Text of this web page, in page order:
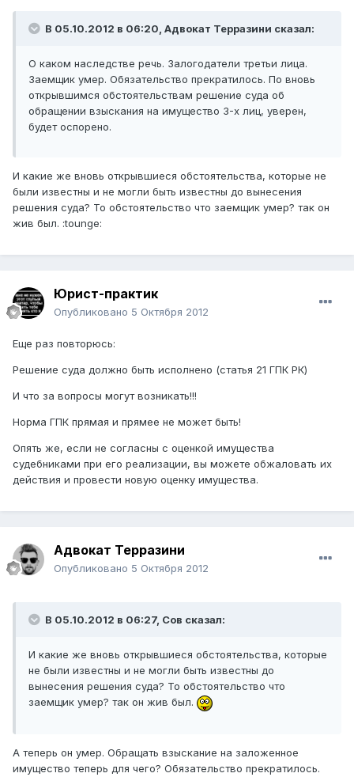
В 05.10.2012 в 06:20, Адвокат Терразини сказал:
О каком наследстве речь. Залогодатели третьи лица.
Заемщик умер. Обязательство прекратилось. По вновь
открывшимся обстоятельствам решение суда об
обращении взыскания на имущество 3-х лиц, уверен,
будет оспорено.
И какие же вновь открывшиеся обстоятельства, которые не
были известны и не могли быть известны до вынесения
решения суда? То обстоятельство что заемщик умер? так он
жив был. :tounge:
Юрист-практик
Опубликовано 5 Октября 2012
Еще раз повторюсь:
Решение суда должно быть исполнено (статья 21 ГПК РК)
И что за вопросы могут возникать!!!
Норма ГПК прямая и прямее не может быть!
Опять же, если не согласны с оценкой имущества
судебниками при его реализации, вы можете обжаловать их
действия и провести новую оценку имущества.
Адвокат Терразини
Опубликовано 5 Октября 2012
В 05.10.2012 в 06:27, Сов сказал:
И какие же вновь открывшиеся обстоятельства, которые
не были известны и не могли быть известны до
вынесения решения суда? То обстоятельство что
заемщик умер? так он жив был.
А теперь он умер. Обращать взыскание на заложенное
имущество теперь для чего? Обязательство прекратилось.